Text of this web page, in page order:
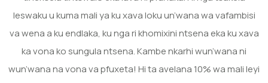
leswaku u kuma mali ya ku xava loku un’wana wa vafambisi
va wena a ku endlaka, ku nga ri khomixini ntsena eka ku xava
ka vona ko sungula ntsena. Kambe nkarhi wun’wana ni
wun’wana na vona va pfuxeta! Hi ta avelana 10% wa mali leyi